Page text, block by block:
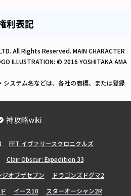
利表記
All Rights Reserved. MAIN CHARACTER
ILLUSTRATION: © 2016 YOSHITAKA AMA
システム名などは、各社の商標、または登録
神攻略wiki
FFT イヴァリースクロニクルズ
Clair Obscur: Expedition 33
オブザセブン
ドラゴンズドグマ2
イース10
スターオーシャン2R